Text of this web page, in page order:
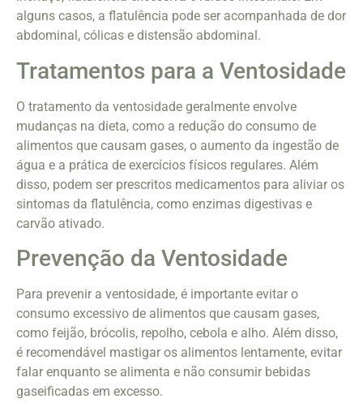
alguns casos, a flatulência pode ser acompanhada de dor
abdominal, cólicas e distensão abdominal.
Tratamentos para a Ventosidade
O tratamento da ventosidade geralmente envolve
mudanças na dieta, como a redução do consumo de
alimentos que causam gases, o aumento da ingestão de
água e a prática de exercícios físicos regulares. Além
disso, podem ser prescritos medicamentos para aliviar os
sintomas da flatulência, como enzimas digestivas e
carvão ativado.
Prevenção da Ventosidade
Para prevenir a ventosidade, é importante evitar o
consumo excessivo de alimentos que causam gases,
como feijão, brócolis, repolho, cebola e alho. Além disso,
é recomendável mastigar os alimentos lentamente, evitar
falar enquanto se alimenta e não consumir bebidas
gaseificadas em excesso.